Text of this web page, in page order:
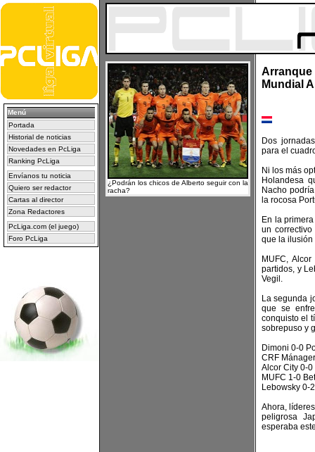
Menú
Portada
Historial de noticias
Novedades en PcLiga
Ranking PcLiga
Envíanos tu noticia
Quiero ser redactor
Cartas al director
Zona Redactores
PcLiga.com (el juego)
Foro PcLiga
¿Podrán los chicos de Alberto seguir con la
racha?
Arranque
Mundial A
Dos
para el
Ni los más
Holandesa
Nacho
la rocosa
En la
un
que la ilusión
MUFC,
partidos, y
Vegil.
La segunda
que se
conquisto el
sobrepuso y
Dimoni 0-0
CRF
Alcor City 0-
MUFC 1-0
Lebowsky 0-
Ahora,
peligrosa
esperaba